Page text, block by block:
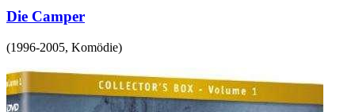
Die Camper
(1996-2005, Komödie)